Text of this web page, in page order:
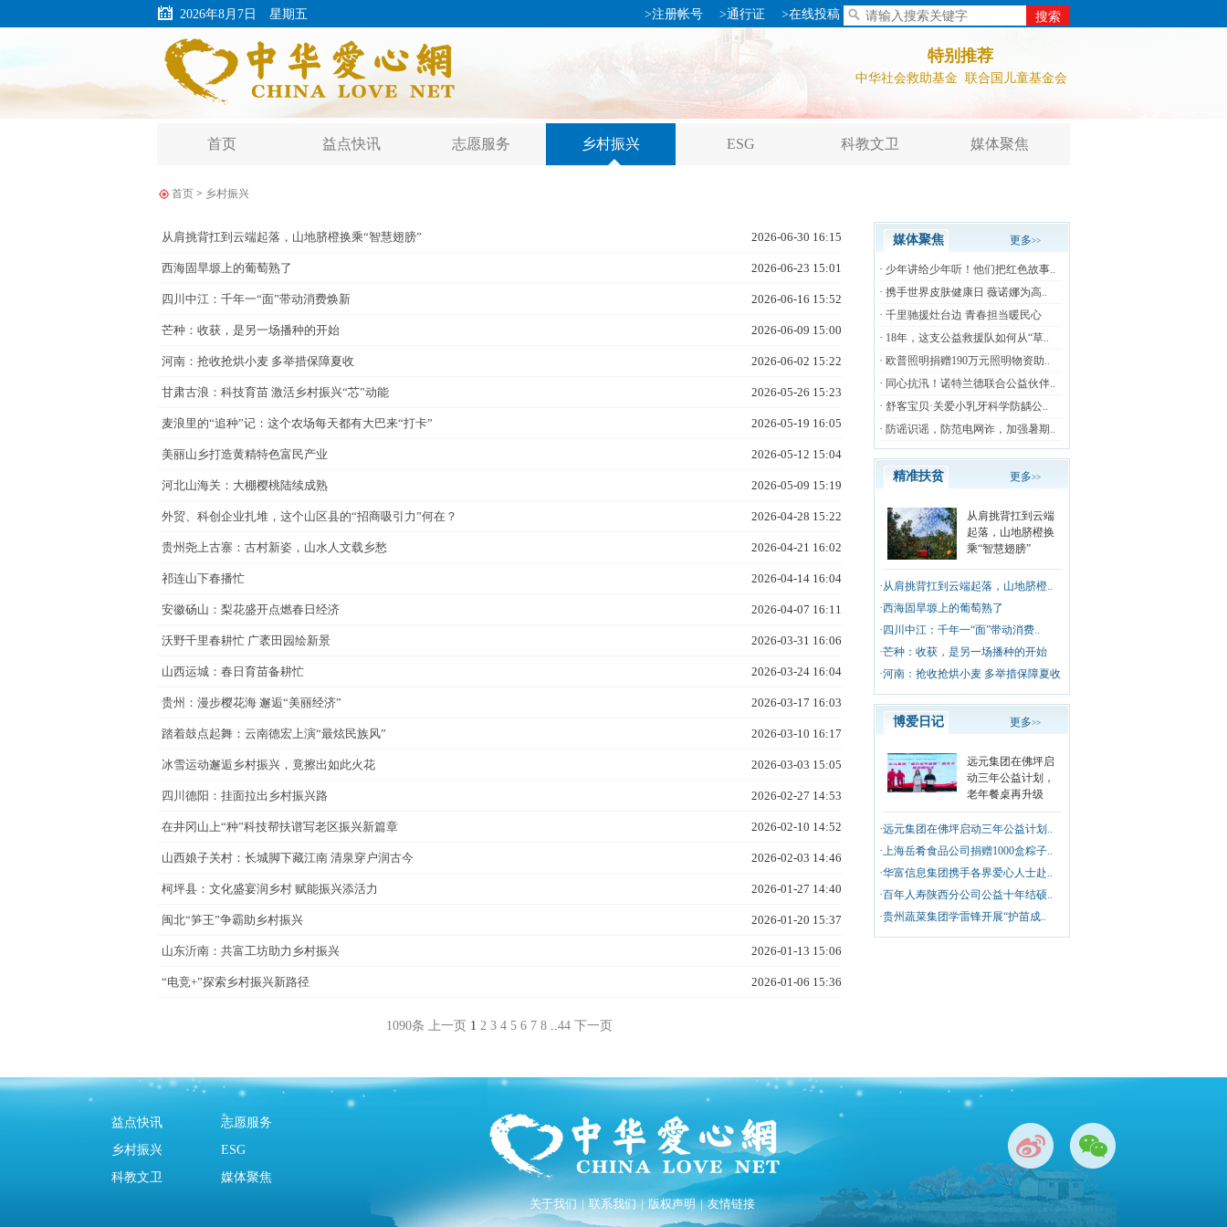
2026年8月7日 星期五 >注册帐号 >通行证 >在线投稿
特别推荐
中国公益周刊 CCTV公益之声
中华社会救助基金
联合国儿童基金会
中国公益周刊
中华社会救助基金
联合国儿童基金会
首页 益点快讯 志愿服务 乡村振兴 ESG 科教文卫 媒体聚焦
首页 > 乡村振兴
从肩挑背扛到云端起落，山地脐橙换乘“智慧翅膀” 2026-06-30 16:15
西海固旱塬上的葡萄熟了 2026-06-23 15:01
四川中江：千年一“面”带动消费焕新 2026-06-16 15:52
芒种：收获，是另一场播种的开始 2026-06-09 15:00
河南：抢收抢烘小麦 多举措保障夏收 2026-06-02 15:22
甘肃古浪：科技育苗 激活乡村振兴“芯”动能 2026-05-26 15:23
麦浪里的“追种”记：这个农场每天都有大巴来“打卡” 2026-05-19 16:05
美丽山乡打造黄精特色富民产业 2026-05-12 15:04
河北山海关：大棚樱桃陆续成熟 2026-05-09 15:19
外贸、科创企业扎堆，这个山区县的“招商吸引力”何在？ 2026-04-28 15:22
贵州尧上古寨：古村新姿，山水人文载乡愁 2026-04-21 16:02
祁连山下春播忙 2026-04-14 16:04
安徽砀山：梨花盛开点燃春日经济 2026-04-07 16:11
沃野千里春耕忙 广袤田园绘新景 2026-03-31 16:06
山西运城：春日育苗备耕忙 2026-03-24 16:04
贵州：漫步樱花海 邂逅“美丽经济” 2026-03-17 16:03
踏着鼓点起舞：云南德宏上演“最炫民族风” 2026-03-10 16:17
冰雪运动邂逅乡村振兴，竟擦出如此火花 2026-03-03 15:05
四川德阳：挂面拉出乡村振兴路 2026-02-27 14:53
在井冈山上“种”科技帮扶谱写老区振兴新篇章 2026-02-10 14:52
山西娘子关村：长城脚下藏江南 清泉穿户润古今 2026-02-03 14:46
柯坪县：文化盛宴润乡村 赋能振兴添活力 2026-01-27 14:40
闽北“笋王”争霸助乡村振兴 2026-01-20 15:37
山东沂南：共富工坊助力乡村振兴 2026-01-13 15:06
“电竞+”探索乡村振兴新路径 2026-01-06 15:36
1090条 上一页 1 2 3 4 5 6 7 8 ..44 下一页
媒体聚焦 更多>>
· 少年讲给少年听！他们把红色故事..
· 携手世界皮肤健康日 薇诺娜为高..
· 千里驰援灶台边 青春担当暖民心
· 18年，这支公益救援队如何从“草..
· 欧普照明捐赠190万元照明物资助..
· 同心抗汛！诺特兰德联合公益伙伴..
· 舒客宝贝·关爱小乳牙科学防龋公..
· 防谣识谣，防范电网诈，加强暑期..
精准扶贫 更多>>
从肩挑背扛到云端
起落，山地脐橙换
乘“智慧翅膀”
·从肩挑背扛到云端起落，山地脐橙..
·西海固旱塬上的葡萄熟了
· 四川中江：千年一“面”带动消费..
·芒种：收获，是另一场播种的开始
·河南：抢收抢烘小麦 多举措保障夏收
博爱日记 更多>>
远元集团在佛坪启
动三年公益计划，
老年餐桌再升级
·远元集团在佛坪启动三年公益计划..
·上海岳肴食品公司捐赠1000盒粽子..
·华富信息集团携手各界爱心人士赴..
·百年人寿陕西分公司公益十年结硕..
·贵州蔬菜集团学雷锋开展“护苗成..
益点快讯
志愿服务
乡村振兴
ESG
科教文卫
媒体聚焦
关于我们 | 联系我们 | 版权声明 | 友情链接